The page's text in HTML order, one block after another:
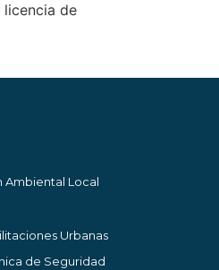
licencia de
Ambiental Local
Urbanas
de Seguridad